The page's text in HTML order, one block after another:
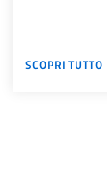
SCOPRI TUTTO